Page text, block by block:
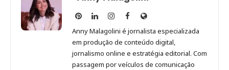
Anny
Malagolini
no
Pinterest
Anny
Malagolini
no
LinkedIn
Anny
Malagolini
no
Instagram
Anny
Malagolini
no
Facebook
Site
de
Anny
Malagolini
Anny Malagolini é jornalista especializada
em produção de conteúdo digital,
jornalismo online e estratégia editorial. Com
passagem por veículos de comunicação